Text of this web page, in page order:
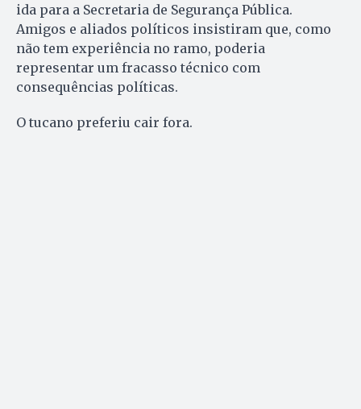
ida para a Secretaria de Segurança Pública.
Amigos e aliados políticos insistiram que, como
não tem experiência no ramo, poderia
representar um fracasso técnico com
consequências políticas.
O tucano preferiu cair fora.